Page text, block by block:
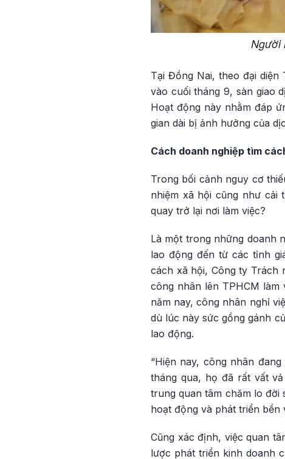
Người
Tại Đồng Nai, theo đại
vào cuối tháng 9, sàn giao
Hoạt động này nhằm đáp
gian dài bị ảnh hưởng của
Cách doanh nghiệp tìm
Trong bối cảnh nguy cơ
nhiệm xã hội cũng như
quay trở lại nơi làm việc?
Là một trong những doanh
lao động đến từ các tỉnh
cách xã hội, Công ty Trách
công nhân lên TPHCM làm
năm nay, công nhân nghỉ
dù lúc này sức gồng gánh
lao động.
“Hiện nay, công nhân
tháng qua, họ đã rất vất
trung quan tâm chăm lo đời
hoạt động và phát triển bền
Cũng xác định, việc quan
lược phát triển kinh doanh